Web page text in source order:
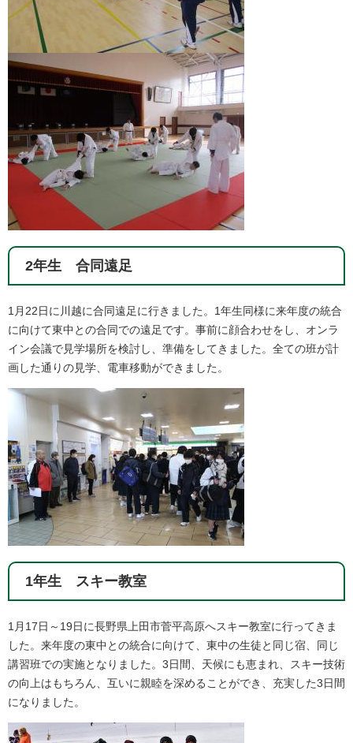
2年生 合同遠足
1月22日に川越に合同遠足に行きました。1年生同様に来年度の統合
に向けて東中との合同での遠足です。事前に顔合わせをし、オンラ
イン会議で見学場所を検討し、準備をしてきました。全ての班が計
画した通りの見学、電車移動ができました。
1年生 スキー教室
1月17日～19日に長野県上田市菅平高原へスキー教室に行ってきま
した。来年度の東中との統合に向けて、東中の生徒と同じ宿、同じ
講習班での実施となりました。3日間、天候にも恵まれ、スキー技術
の向上はもちろん、互いに親睦を深めることができ、充実した3日間
になりました。